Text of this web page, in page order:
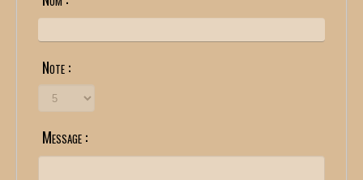
Note :
Message :